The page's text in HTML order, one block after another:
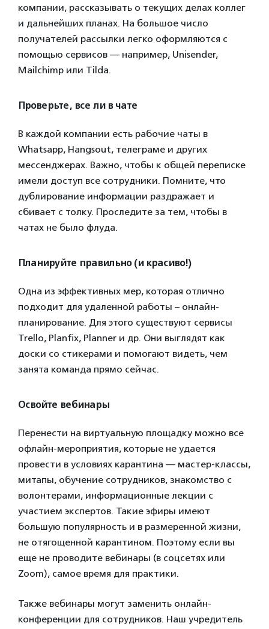
компании, рассказывать о текущих делах коллег
и дальнейших планах. На большое число
получателей рассылки легко оформляются с
помощью сервисов — например, Unisender,
Mailchimp или Tilda.
Проверьте, все ли в чате
В каждой компании есть рабочие чаты в
Whatsapp, Hangsout, телеграме и других
мессенджерах. Важно, чтобы к общей переписке
имели доступ все сотрудники. Помните, что
дублирование информации раздражает и
сбивает с толку. Проследите за тем, чтобы в
чатах не было флуда.
Планируйте правильно (и красиво!)
Одна из эффективных мер, которая отлично
подходит для удаленной работы – онлайн-
планирование. Для этого существуют сервисы
Trello, Planfix, Planner и др. Они выглядят как
доски со стикерами и помогают видеть, чем
занята команда прямо сейчас.
Освойте вебинары
Перенести на виртуальную площадку можно все
офлайн-мероприятия, которые не удается
провести в условиях карантина — мастер-классы,
митапы, обучение сотрудников, знакомство с
волонтерами, информационные лекции с
участием экспертов. Такие эфиры имеют
большую популярность и в размеренной жизни,
не отягощенной карантином. Поэтому если вы
еще не проводите вебинары (в соцсетях или
Zoom), самое время для практики.
Также вебинары могут заменить онлайн-
конференции для сотрудников. Наш учредитель